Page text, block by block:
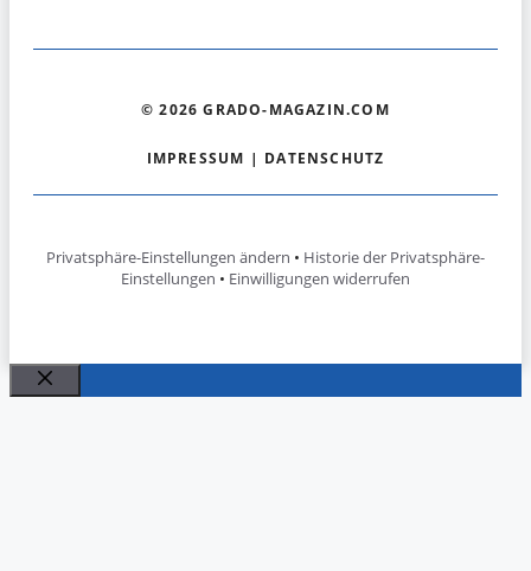
© 2026 GRADO-MAGAZIN.COM
IMPRESSUM | DATENSCHUTZ
Privatsphäre-Einstellungen ändern • Historie der Privatsphäre-
Einstellungen • Einwilligungen widerrufen
Schließen